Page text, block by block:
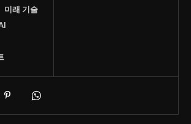
미래 기술